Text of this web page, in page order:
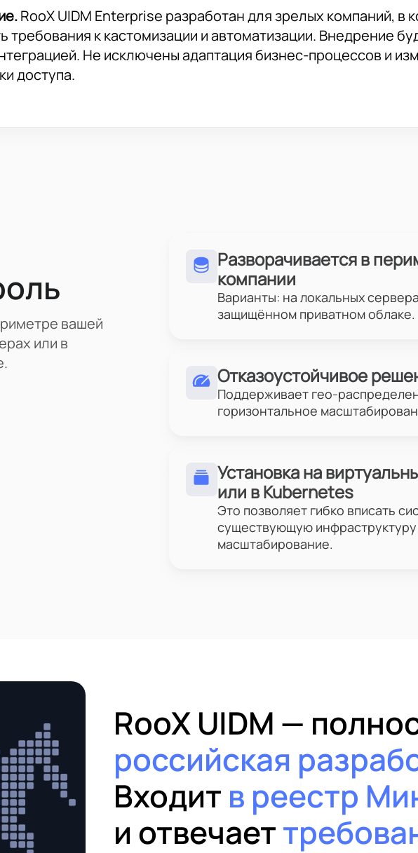
RooX UIDM Enterprise разработан для зрелых компаний, в
требования к кастомизации и автоматизации. Внедрение
Не исключены адаптация бизнес-процессов и
доступа.
вашей
или в
Разворачивается в
компании
Варианты: на локальных
защищённом приватном облаке.
Отказоустойчивое
Поддерживает гео-
горизонтальное
Установка на
или в Kubernetes
Это позволяет гибко вписать
существующую инфраструктуру
масштабирование.
RooX UIDM —
российская
Входит в реестр
и отвечает